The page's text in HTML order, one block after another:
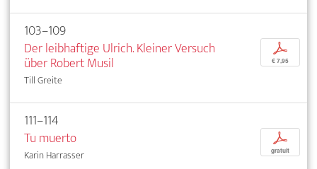
103–109
Der leibhaftige Ulrich. Kleiner Versuch
über Robert Musil
Till Greite
p
€ 7,95
111–114
Tu muerto
Karin Harrasser
p
gratuit